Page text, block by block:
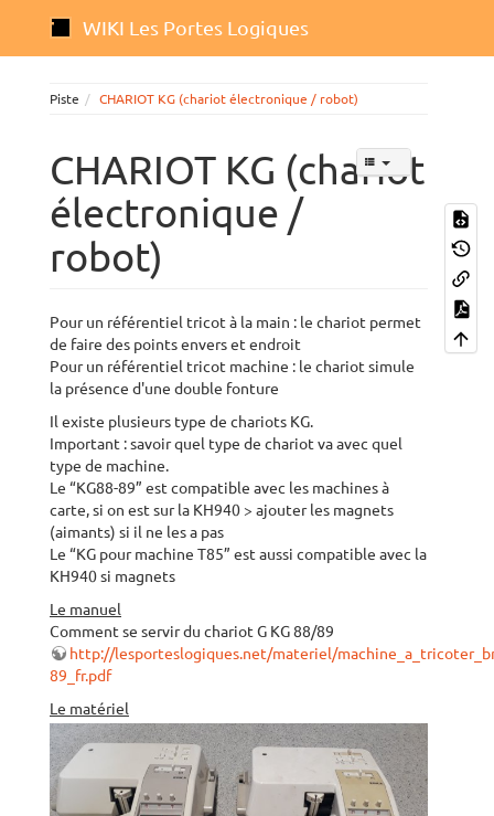
WIKI Les Portes Logiques
Piste CHARIOT KG (chariot électronique / robot)
CHARIOT KG (chariot
électronique /
robot)
Pour un référentiel tricot à la main : le chariot permet
de faire des points envers et endroit
Pour un référentiel tricot machine : le chariot simule
la présence d'une double fonture
Il existe plusieurs type de chariots KG.
Important : savoir quel type de chariot va avec quel
type de machine.
Le “KG88-89” est compatible avec les machines à
carte, si on est sur la KH940 > ajouter les magnets
(aimants) si il ne les a pas
Le “KG pour machine T85” est aussi compatible avec la
KH940 si magnets
Le manuel
Comment se servir du chariot G KG 88/89
http://lesporteslogiques.net/materiel/
89_fr.pdf
Le matériel